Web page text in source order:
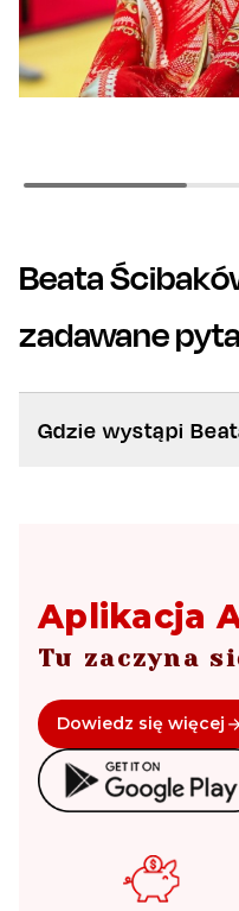
Beata
zadawane
Gdzie wystąpi
Aplikacja
Tu zaczyna
Dowiedz się więcej